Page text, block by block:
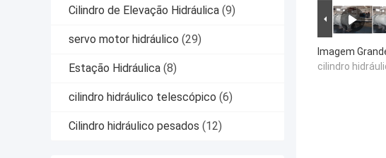
Cilindro de Elevação Hidráulica (9)
servo motor hidráulico (29)
Estação Hidráulica (8)
cilindro hidráulico telescópico (6)
Cilindro hidráulico pesados (12)
Imagem
cilindro